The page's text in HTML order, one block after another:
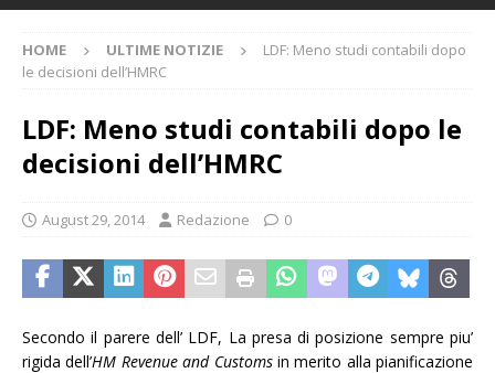
HOME ULTIME NOTIZIE
LDF: Meno studi contabili dopo
le decisioni dell’HMRC
LDF: Meno studi contabili dopo le
decisioni dell’HMRC
August 29, 2014 Redazione 0
Secondo il parere dell’ LDF, La presa di posizione sempre piu’
rigida dell’HM Revenue and Customsin merito alla pianificazione